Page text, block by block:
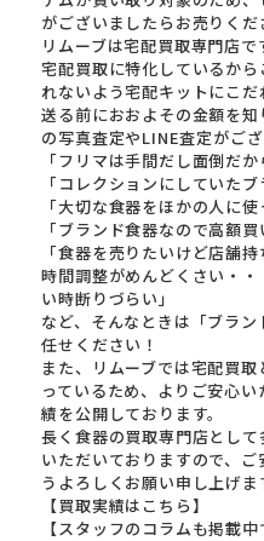
がございましたらお売りくだ
リムーブは宅配買取専門店で
宅配買取に特化しているか
れないよう宅配キットにこだ
送る前におおよその金額を
の写真査定やLINE査定がご
「フリマは手間だし面倒だ
「コレクションにしていた
「大切な食器をほかの人に使
「ブランド食器なので高額
「食器を売りたいけど店舗
時間調整がめんどくさい・
い時断りづらい」
など、そんなときは「ブラ
任せください！
また、リムーブでは宅配買
っているため、よりご安心
績を公開しております。
長く食器の買取専門店とし
いただいておりますので、
うよろしくお願い申し上げま
【買取実績はこちら】
【スタッフのコラムも掲載中